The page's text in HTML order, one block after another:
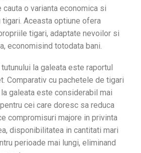
o varianta economica si
Aceasta optiune ofera
tigari, adaptate nevoilor si
economisind totodata bani.
la galeata este raportul
Comparativ cu pachetele de tigari
galeata este considerabil mai
cei care doresc sa reduca
compromisuri majore in privinta
disponibilitatea in cantitati mari
perioade mai lungi, eliminand